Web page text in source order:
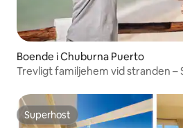
Boende i Chuburna Puerto
Trevligt familjehem vid stranden –
Superhost
Superhost